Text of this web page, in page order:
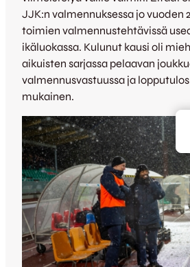
JJK:n valmennuksessa jo vuoden
toimien valmennustehtävissä
ikäluokassa. Kulunut kausi oli
aikuisten sarjassa pelaavan
valmennusvastuussa ja
mukainen.